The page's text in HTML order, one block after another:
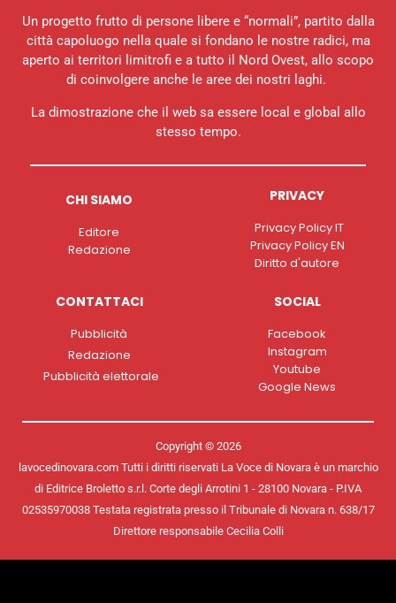
Un progetto frutto di persone libere e “normali”, partito dalla
città capoluogo nella quale si fondano le nostre radici, ma
aperto ai territori limitrofi e a tutto il Nord Ovest, allo scopo
di coinvolgere anche le aree dei nostri laghi.
La dimostrazione che il web sa essere local e global allo
stesso tempo.
CHI SIAMO
Editore
Redazione
PRIVACY
Privacy Policy IT
Privacy Policy EN
Diritto d'autore
CONTATTACI
Pubblicità
Redazione
Pubblicità elettorale
SOCIAL
Facebook
Instagram
Youtube
Google News
Copyright © 2026
lavocedinovara.com Tutti i diritti riservati La Voce di Novara è un marchio
di Editrice Broletto s.r.l. Corte degli Arrotini 1 - 28100 Novara - P.IVA
02535970038 Testata registrata presso il Tribunale di Novara n. 638/17
Direttore responsabile Cecilia Colli